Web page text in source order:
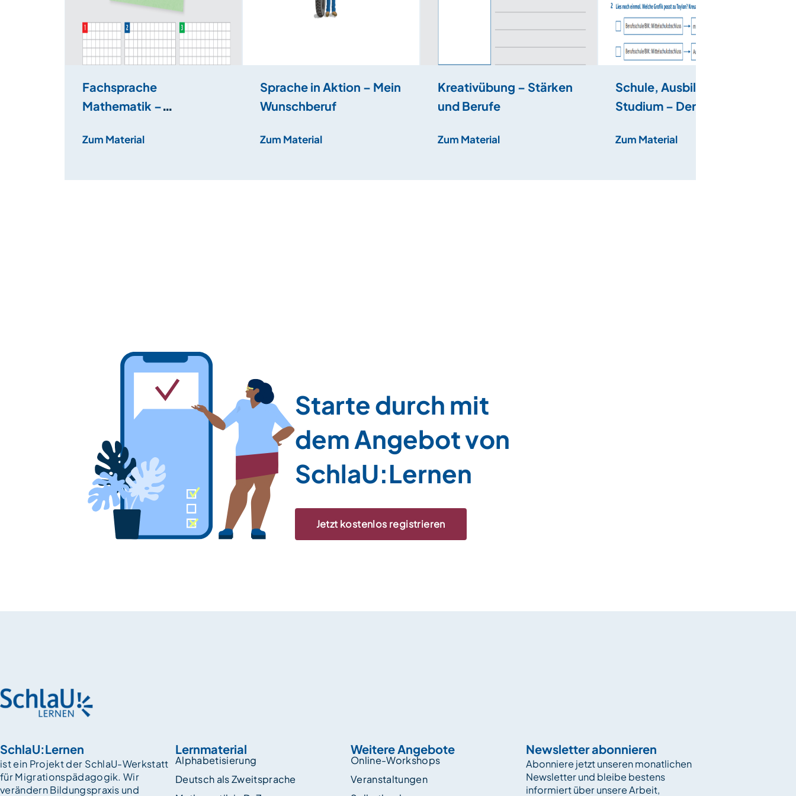
Fachsprache
Mathematik –
Budget
Zum Material
Sprache in Aktion – Mein
Wunschberuf
Zum Material
Kreativübung – Stärken
und Berufe
Zum Material
Schule, Ausbildung,
Studium – Der
Zum Material
Starte durch mit
dem Angebot von
SchlaU:Lernen
Jetzt kostenlos registrieren
SchlaU:Lernen
ist ein Projekt der SchlaU-Werkstatt
für Migrationspädagogik. Wir
verändern Bildungspraxis und
Lernmaterial
Alphabetisierung
Deutsch als Zweitsprache
Weitere Angebote
Online-Workshops
Veranstaltungen
Newsletter abonnieren
Abonniere jetzt unseren monatlichen
Newsletter und bleibe bestens
informiert über unsere Arbeit,